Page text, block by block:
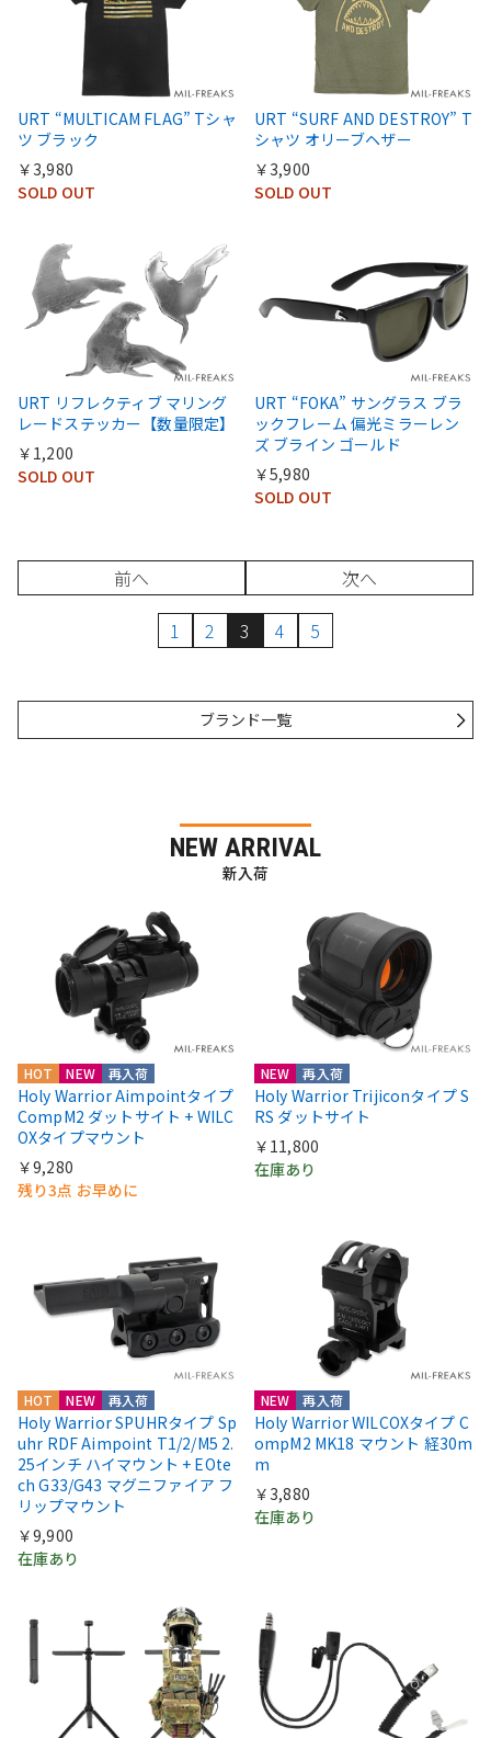
URT “MULTICAM FLAG” Tシャ
ツ ブラック
￥3,980
SOLD OUT
URT “SURF AND DESTROY” T
シャツ オリーブヘザー
￥3,900
SOLD OUT
URT リフレクティブ マリング
レードステッカー【数量限定】
￥1,200
SOLD OUT
URT “FOKA” サングラス ブラ
ックフレーム 偏光ミラーレン
ズ ブライン ゴールド
￥5,980
SOLD OUT
前へ
次へ
1
2 3 4 5
ブランド一覧
NEW ARRIVAL
新入荷
HOT NEW 再入荷
Holy Warrior Aimpointタイプ
CompM2 ダットサイト + WILC
OXタイプマウント
￥9,280
残り3点 お早めに
NEW 再入荷
Holy Warrior Trijiconタイプ S
RS ダットサイト
￥11,800
在庫あり
HOT NEW 再入荷
Holy Warrior SPUHRタイプ Sp
uhr RDF Aimpoint T1/2/M5 2.
25インチ ハイマウント + EOte
ch G33/G43 マグニファイア フ
リップマウント
￥9,900
在庫あり
NEW 再入荷
Holy Warrior WILCOXタイプ C
ompM2 MK18 マウント 経30m
m
￥3,880
在庫あり